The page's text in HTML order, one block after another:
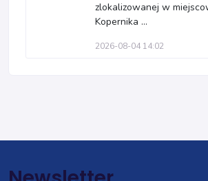
zlokalizowanej w
Kopernika ...
2026-08-04 14:02